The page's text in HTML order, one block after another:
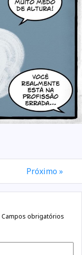
Próximo »
Campos obrigatórios